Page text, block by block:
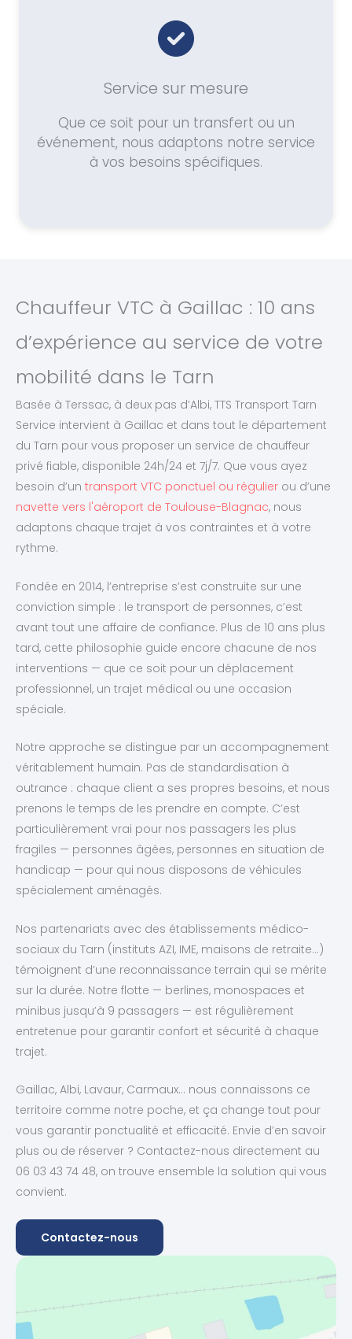
Service sur mesure
Que ce soit pour un transfert ou un
événement, nous adaptons notre service
à vos besoins spécifiques.
Chauffeur VTC à Gaillac : 10 ans
d’expérience au service de votre
mobilité dans le Tarn
Basée à Terssac, à deux pas d’Albi, TTS Transport Tarn
Service intervient à Gaillac et dans tout le département
du Tarn pour vous proposer un service de chauffeur
privé fiable, disponible 24h/24 et 7j/7. Que vous ayez
besoin d’un transport VTC ponctuel ou régulier ou d’une
navette vers l'aéroport de Toulouse-Blagnac, nous
adaptons chaque trajet à vos contraintes et à votre
rythme.
Fondée en 2014, l’entreprise s’est construite sur une
conviction simple : le transport de personnes, c’est
avant tout une affaire de confiance. Plus de 10 ans plus
tard, cette philosophie guide encore chacune de nos
interventions — que ce soit pour un déplacement
professionnel, un trajet médical ou une occasion
spéciale.
Notre approche se distingue par un accompagnement
véritablement humain. Pas de standardisation à
outrance : chaque client a ses propres besoins, et nous
prenons le temps de les prendre en compte. C’est
particulièrement vrai pour nos passagers les plus
fragiles — personnes âgées, personnes en situation de
handicap — pour qui nous disposons de véhicules
spécialement aménagés.
Nos partenariats avec des établissements médico-
sociaux du Tarn (instituts AZI, IME, maisons de retraite…)
témoignent d’une reconnaissance terrain qui se mérite
sur la durée. Notre flotte — berlines, monospaces et
minibus jusqu’à 9 passagers — est régulièrement
entretenue pour garantir confort et sécurité à chaque
trajet.
Gaillac, Albi, Lavaur, Carmaux… nous connaissons ce
territoire comme notre poche, et ça change tout pour
vous garantir ponctualité et efficacité. Envie d’en savoir
plus ou de réserver ? Contactez-nous directement au
06 03 43 74 48, on trouve ensemble la solution qui vous
convient.
Contactez-nous